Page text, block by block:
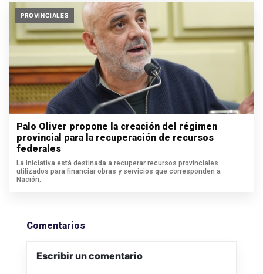
PROVINCIALES
Palo Oliver propone la creación del régimen
provincial para la recuperación de recursos
federales
La iniciativa está destinada a recuperar recursos provinciales
utilizados para financiar obras y servicios que corresponden a
Nación.
Comentarios
Escribir un comentario